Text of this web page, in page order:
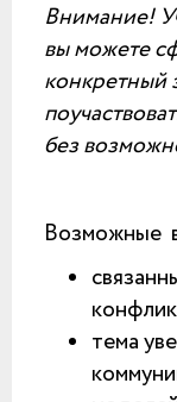
Внимание!
вы можете
конкретный
без
Возможные
тема